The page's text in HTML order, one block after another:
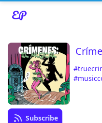
Read about our content
Subscribe